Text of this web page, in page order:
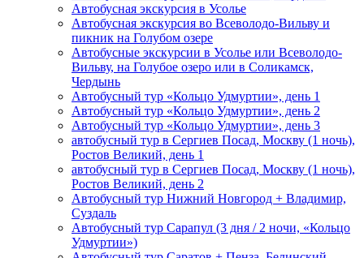
Автобусная экскурсия в Усолье
Автобусная экскурсия во Всеволодо-Вильву и
пикник на Голубом озере
Автобусные экскурсии в Усолье или Всеволодо-
Вильву, на Голубое озеро или в Соликамск,
Чердынь
Автобусный тур «Кольцо Удмуртии», день 1
Автобусный тур «Кольцо Удмуртии», день 2
Автобусный тур «Кольцо Удмуртии», день 3
автобусный тур в Сергиев Посад, Москву (1 ночь),
Ростов Великий, день 1
автобусный тур в Сергиев Посад, Москву (1 ночь),
Ростов Великий, день 2
Автобусный тур Нижний Новгород + Владимир,
Суздаль
Автобусный тур Сарапул (3 дня / 2 ночи, «Кольцо
Удмуртии»)